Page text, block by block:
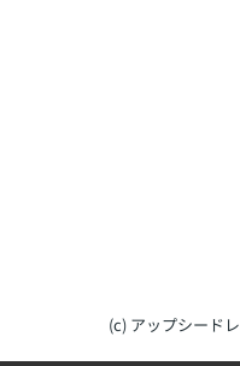
(c) アップシード